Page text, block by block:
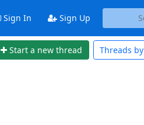
Sign In Sign Up
Start a new thread Threads by